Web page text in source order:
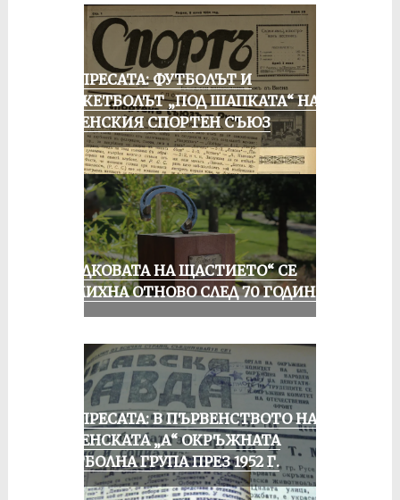
ОТ ПРЕСАТА: ФУТБОЛЪТ И
БАСКЕТБОЛЪТ „ПОД ШАПКАТА“ НА
РУСЕНСКИЯ СПОРТЕН СЪЮЗ
„ПОДКОВАТА НА ЩАСТИЕТО“ СЕ
УСМИХНА ОТНОВО СЛЕД 70 ГОДИНИ
ОТ ПРЕСАТА: В ПЪРВЕНСТВОТО НА
РУСЕНСКАТА „А“ ОКРЪЖНАТА
ФУТБОЛНА ГРУПА ПРЕЗ 1952 Г.